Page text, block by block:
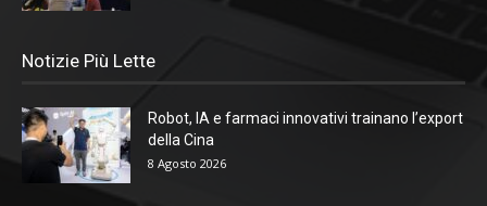
Notizie Più Lette
Robot, IA e farmaci innovativi trainano l’export
della Cina
8 Agosto 2026